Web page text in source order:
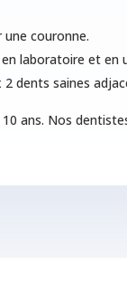
couronne.
laboratoire et en
dents saines
ans. Nos